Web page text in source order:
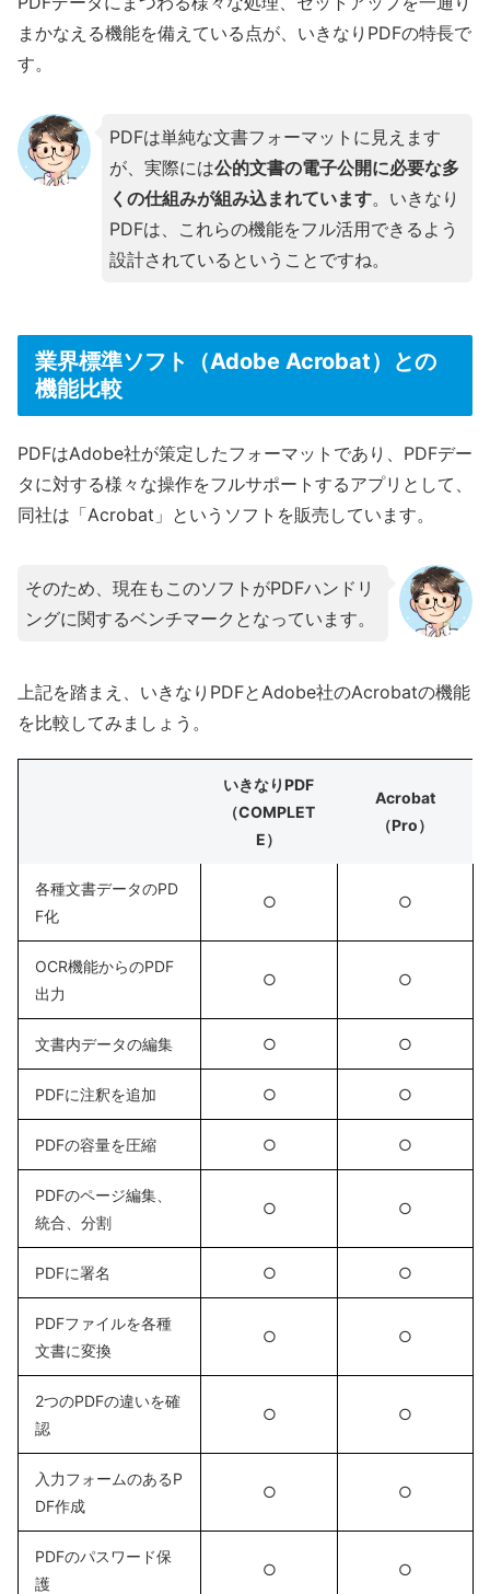
まかなえる機能を備えている点が、いきなりPDFの特長で
す。
PDFは単純な文書フォーマットに見えます
が、実際には公的文書の電子公開に必要な多
くの仕組みが組み込まれています。いきなり
PDFは、これらの機能をフル活用できるよう
設計されているということですね。
業界標準ソフト（Adobe Acrobat）との
機能比較
PDFはAdobe社が策定したフォーマットであり、PDFデー
タに対する様々な操作をフルサポートするアプリとして、
同社は「Acrobat」というソフトを販売しています。
そのため、現在もこのソフトがPDFハンドリ
ングに関するベンチマークとなっています。
上記を踏まえ、いきなりPDFとAdobe社のAcrobatの機能
を比較してみましょう。
いきなりPDF
（COMPLET
E）
Acrobat
（Pro）
各種文書データのPD
F化
○ ○
OCR機能からのPDF
出力
○ ○
文書内データの編集 ○ ○
PDFに注釈を追加 ○ ○
PDFの容量を圧縮 ○ ○
PDFのページ編集、
統合、分割
○ ○
PDFに署名 ○ ○
PDFファイルを各種
文書に変換
○ ○
2つのPDFの違いを確
認
○ ○
入力フォームのあるP
DF作成
○ ○
PDFのパスワード保
護
○ ○